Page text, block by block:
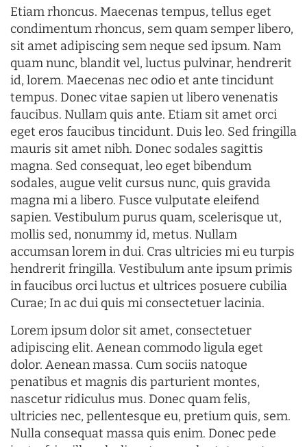
Etiam rhoncus. Maecenas tempus, tellus eget
condimentum rhoncus, sem quam semper libero,
sit amet adipiscing sem neque sed ipsum. Nam
quam nunc, blandit vel, luctus pulvinar, hendrerit
id, lorem. Maecenas nec odio et ante tincidunt
tempus. Donec vitae sapien ut libero venenatis
faucibus. Nullam quis ante. Etiam sit amet orci
eget eros faucibus tincidunt. Duis leo. Sed fringilla
mauris sit amet nibh. Donec sodales sagittis
magna. Sed consequat, leo eget bibendum
sodales, augue velit cursus nunc, quis gravida
magna mi a libero. Fusce vulputate eleifend
sapien. Vestibulum purus quam, scelerisque ut,
mollis sed, nonummy id, metus. Nullam
accumsan lorem in dui. Cras ultricies mi eu turpis
hendrerit fringilla. Vestibulum ante ipsum primis
in faucibus orci luctus et ultrices posuere cubilia
Curae; In ac dui quis mi consectetuer lacinia.
Lorem ipsum dolor sit amet, consectetuer
adipiscing elit. Aenean commodo ligula eget
dolor. Aenean massa. Cum sociis natoque
penatibus et magnis dis parturient montes,
nascetur ridiculus mus. Donec quam felis,
ultricies nec, pellentesque eu, pretium quis, sem.
Nulla consequat massa quis enim. Donec pede